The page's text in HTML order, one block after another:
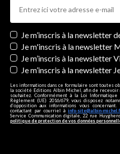
Newsletters
Je m’inscris à la newsletter
Je m'inscris à la newsletter
Je m’inscris à la newsletter
Je m’inscris à la newsletter
Les informations dans ce formulaire sont toutes
la société Editions Albin Michel, afin de
souhaitez. Conformément à la Loi
Règlement (UE) 2016/679, vous disposez
d’opposition aux informations vous
contactant par courriel à info-site@albin-
Service Communication digitale, 22 rue
politique de protection de vos données